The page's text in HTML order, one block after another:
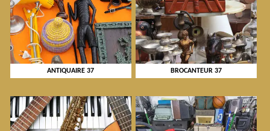
ANTIQUAIRE 37 BROCANTEUR 37